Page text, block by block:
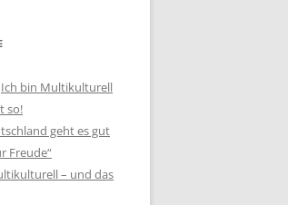
Ich bin Multikulturell
so!
geht es gut
Freude“
– und das